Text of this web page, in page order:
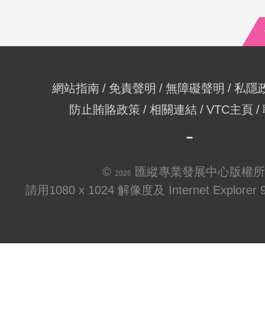
網站指南 免責聲明 無障礙聲明
私隱
防止賄賂政策
相關連結 VTC主頁
© 2026
匯縱專業發展中心版權
請用1080 x 1024 解像度及 Internet Explorer